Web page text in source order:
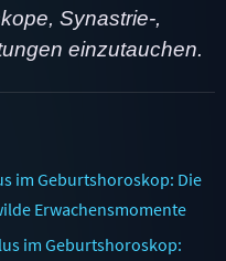
Synastrie-,
einzutauchen.
im Geburtshoroskop: Die
Erwachensmomente
im Geburtshoroskop: